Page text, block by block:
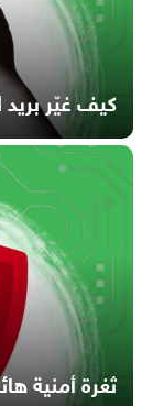
كيف غيّر بريد Gmail العالم في 20 عامًا؟
ثغرة أمنية